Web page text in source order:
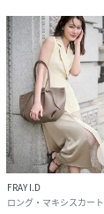
FRAY I.D
ロング・マキシスカート